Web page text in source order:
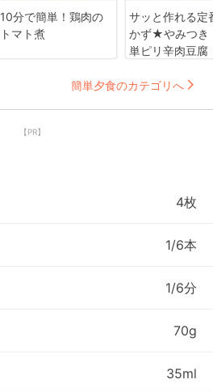
10分で簡単！鶏肉の
トマト煮
サッと作れる定
かず★やみつき
単ピリ辛肉豆腐
簡単夕食のカテゴリへ
【PR】
4枚
1/6本
1/6分
70g
35ml